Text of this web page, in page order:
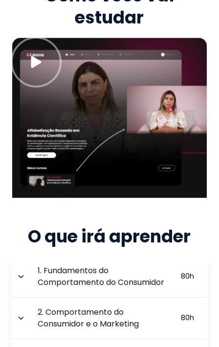
estudar
O que irá aprender
1. Fundamentos do
Comportamento do Consumidor
80h
2.Comportamento do
Consumidor e o Marketing
80h